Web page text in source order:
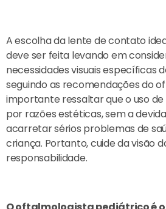
A escolha da lente de contato
deve ser feita levando em
necessidades visuais específicas
seguindo as recomendações do
importante ressaltar que o uso
por razões estéticas, sem a
acarretar sérios problemas de
criança. Portanto, cuide da visão
responsabilidade.